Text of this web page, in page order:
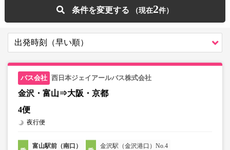
条件を変更する 2
西日本ジェイアールバス株式会社
金沢・富山⇒大阪・京都
4便
夜行便
富山駅前（南口）
金沢駅（金沢港口）No.4